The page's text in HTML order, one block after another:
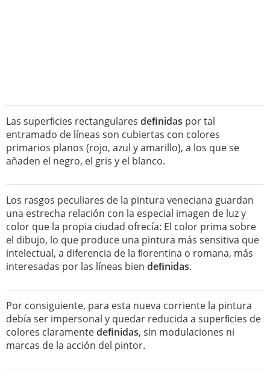
Las superﬁcies rectangulares deﬁnidas por tal
entramado de líneas son cubiertas con colores
primarios planos (rojo, azul y amarillo), a los que se
añaden el negro, el gris y el blanco.
Los rasgos peculiares de la pintura veneciana guardan
una estrecha relación con la especial imagen de luz y
color que la propia ciudad ofrecía: El color prima sobre
el dibujo, lo que produce una pintura más sensitiva que
intelectual, a diferencia de la ﬂorentina o romana, más
interesadas por las líneas bien deﬁnidas.
Por consiguiente, para esta nueva corriente la pintura
debía ser impersonal y quedar reducida a superﬁcies de
colores claramentedeﬁnidas, sin modulaciones ni
marcas de la acción del pintor.